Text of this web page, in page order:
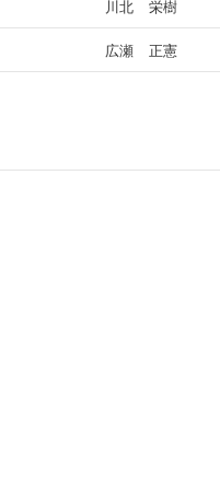
川北 栄樹
広瀬 正憲